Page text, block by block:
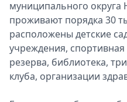
муниципального округа
проживают порядка 30
расположены детские
учреждения,
резерва, библиотека,
клуба, организации